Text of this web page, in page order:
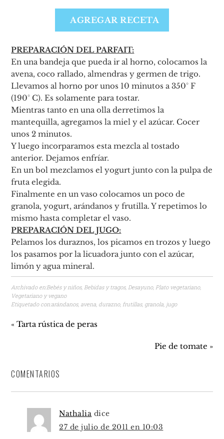
Nutrición por porción(2)
Calorías
61/2000kcal
Carbohidrato
15/250gr
Proteína
Grasas
AGREGAR RECETA
PREPARACIÓN DEL PARFAIT:
En una bandeja que pueda ir al horno, colocamos la
avena, coco rallado, almendras y germen de trigo.
Llevamos al horno por unos 10 minutos a 350° F
(190° C). Es solamente para tostar.
Mientras tanto en una olla derretimos la
mantequilla, agregamos la miel y el azúcar. Cocer
unos 2 minutos.
Y luego incorparamos esta mezcla al tostado
anterior. Dejamos enfríar.
En un bol mezclamos el yogurt junto con la pulpa de
fruta elegida.
Finalmente en un vaso colocamos un poco de
granola, yogurt, arándanos y frutilla. Y repetimos lo
mismo hasta completar el vaso.
PREPARACIÓN DEL JUGO:
Pelamos los duraznos, los picamos en trozos y luego
los pasamos por la licuadora junto con el azúcar,
limón y agua mineral.
Archivado en:Bebés y niños, Bebidas y tragos, Desayuno, Plato vegetariano,
Vegetariano y vegano
Etiquetado con:arándanos, avena durazno, frutillas, granola jugo
« Tarta rústica de peras
Pie de tomate »
COMENTARIOS
Nathalia dice
27 de julio de 2011 en 10:03